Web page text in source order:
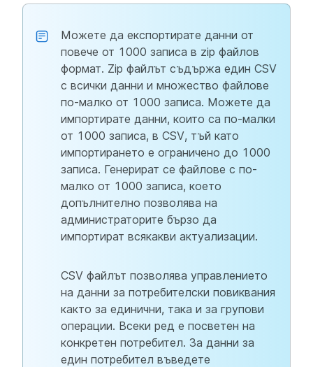
Можете да експортирате данни от
повече от 1000 записа в zip файлов
формат. Zip файлът съдържа един CSV
с всички данни и множество файлове
по-малко от 1000 записа. Можете да
импортирате данни, които са по-малки
от 1000 записа, в CSV, тъй като
импортирането е ограничено до 1000
записа. Генерират се файлове с по-
малко от 1000 записа, което
допълнително позволява на
администраторите бързо да
импортират всякакви актуализации.
CSV файлът позволява управлението
на данни за потребителски повиквания
както за единични, така и за групови
операции. Всеки ред е посветен на
конкретен потребител. За данни за
един потребител въведете